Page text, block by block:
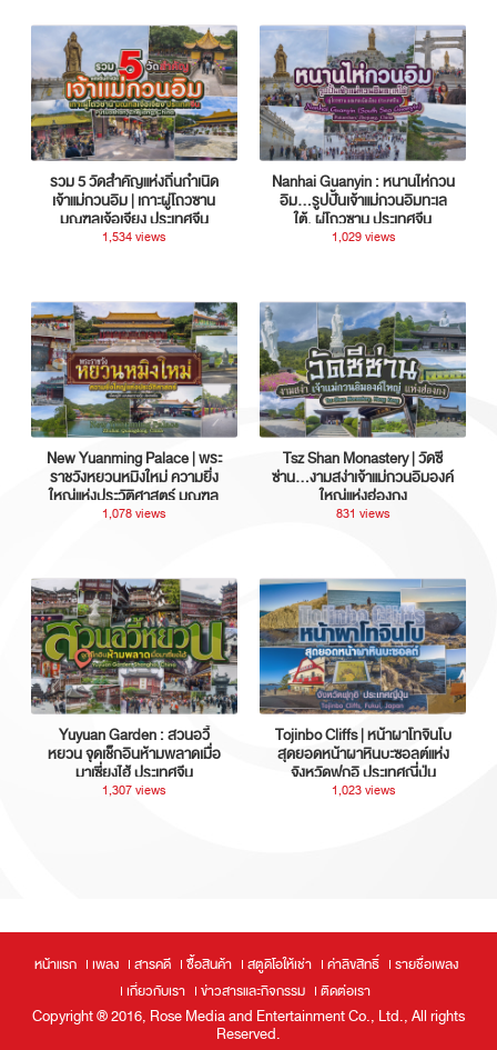
รวม 5 วัดสำคัญแห่งถิ่นกำเนิด
เจ้าแม่กวนอิม | เกาะผู่โถวซาน
มณฑลเจ้อเจียง ประเทศจีน
1,534 views
Nanhai Guanyin : หนานไห่กวน
อิม...รูปปั้นเจ้าแม่กวนอิมทะเล
ใต้, ผู่โถวซาน ประเทศจีน
1,029 views
New Yuanming Palace | พระ
ราชวังหยวนหมิงใหม่ ความยิ่ง
ใหญ่แห่งประวัติศาสตร์ มณฑล
กวางตุ้ง ประเทศจีน
1,078 views
Tsz Shan Monastery | วัดซี
ซ่าน…งามสง่าเจ้าแม่กวนอิมองค์
ใหญ่แห่งฮ่องกง
831 views
Yuyuan Garden : สวนอวี้
หยวน จุดเช็กอินห้ามพลาดเมื่อ
มาเซี่ยงไฮ้ ประเทศจีน
1,307 views
Tojinbo Cliffs | หน้าผาโทจินโบ
สุดยอดหน้าผาหินบะซอลต์แห่ง
จังหวัดฟุกุอิ ประเทศญี่ปุ่น
1,023 views
หน้าแรก เพลง สารคดี ซื้อสินค้า สตูดิโอให้เช่า ค่าลิขสิทธิ์
รายชื่อเพลง
เกี่ยวกับเรา
ข่าวสารและกิจกรรม ติดต่อเรา
Copyright ® 2016, Rose Media and Entertainment Co., Ltd., All rights
Reserved.